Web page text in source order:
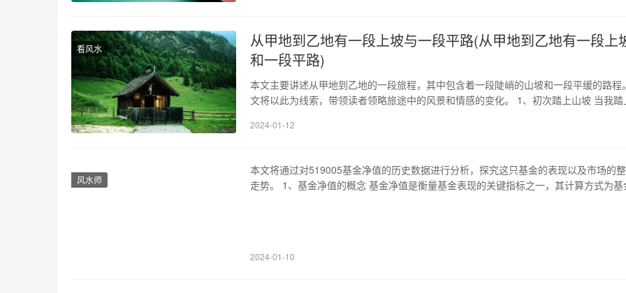
看风水
从甲地到乙地有一段上坡与一段平路(从甲地到乙地有一段上
和一段平路)
本文主要讲述从甲地到乙地的一段旅程，其中包含着一段陡峭的山坡和一段平缓的路程
文将以此为线索，带领读者领略旅途中的风景和情感的变化。 1、初次踏上山坡 当我踏
山间，湍急的河流拦腰环绕，让人觉得起伏不定的心情仿佛随山丘而变幻。我觉得旅行
2024-01-12
风水师
本文将通过对519005基金净值的历史数据进行分析，探究这只基金的表现以及市场的
走势。 1、基金净值的概念 基金净值是衡量基金表现的关键指标之一，其计算方式为基
2024-01-10